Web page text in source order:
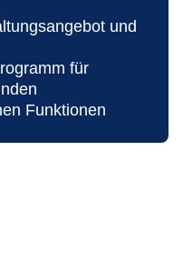
und
für
Funktionen